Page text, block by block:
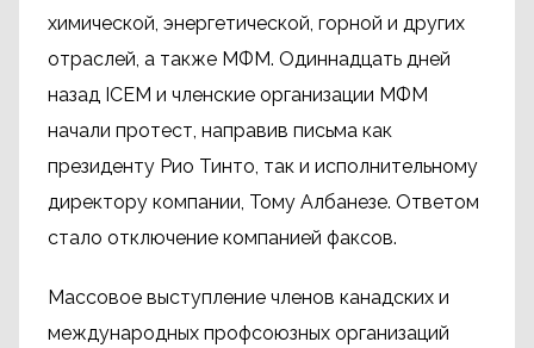
химической, энергетической, горной и других
отраслей, а также МФМ. Одиннадцать дней
назад ICEM и членские организации МФМ
начали протест, направив письма как
президенту Рио Тинто, так и исполнительному
директору компании, Тому Албанезе. Ответом
стало отключение компанией факсов.
Массовое выступление членов канадских и
международных профсоюзных организаций